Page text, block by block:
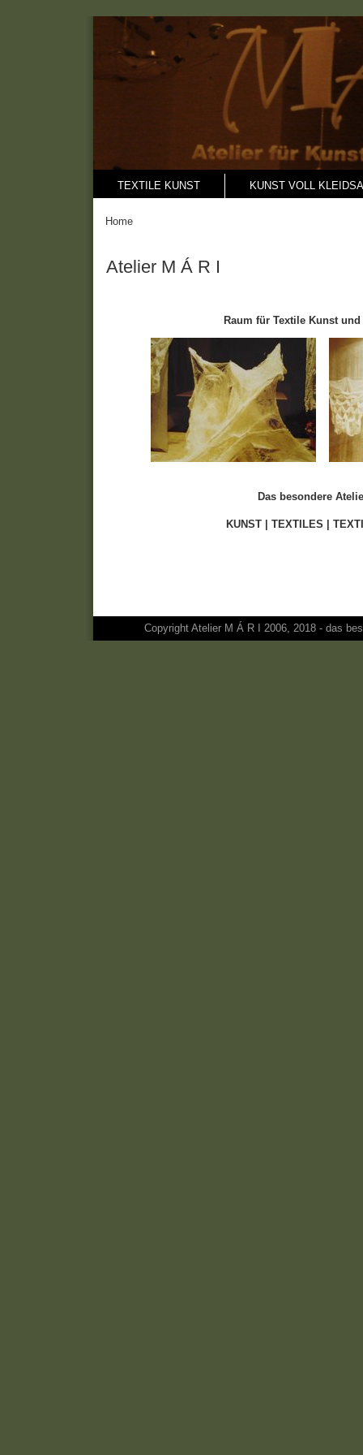
TEXTILE KUNST KUNST VOLL
Home
Atelier M Á R I
Raum für Textile Kunst
Das besondere
KUNST | TEXTILES |
Copyright Atelier M Á R I 2006, 2018 - das